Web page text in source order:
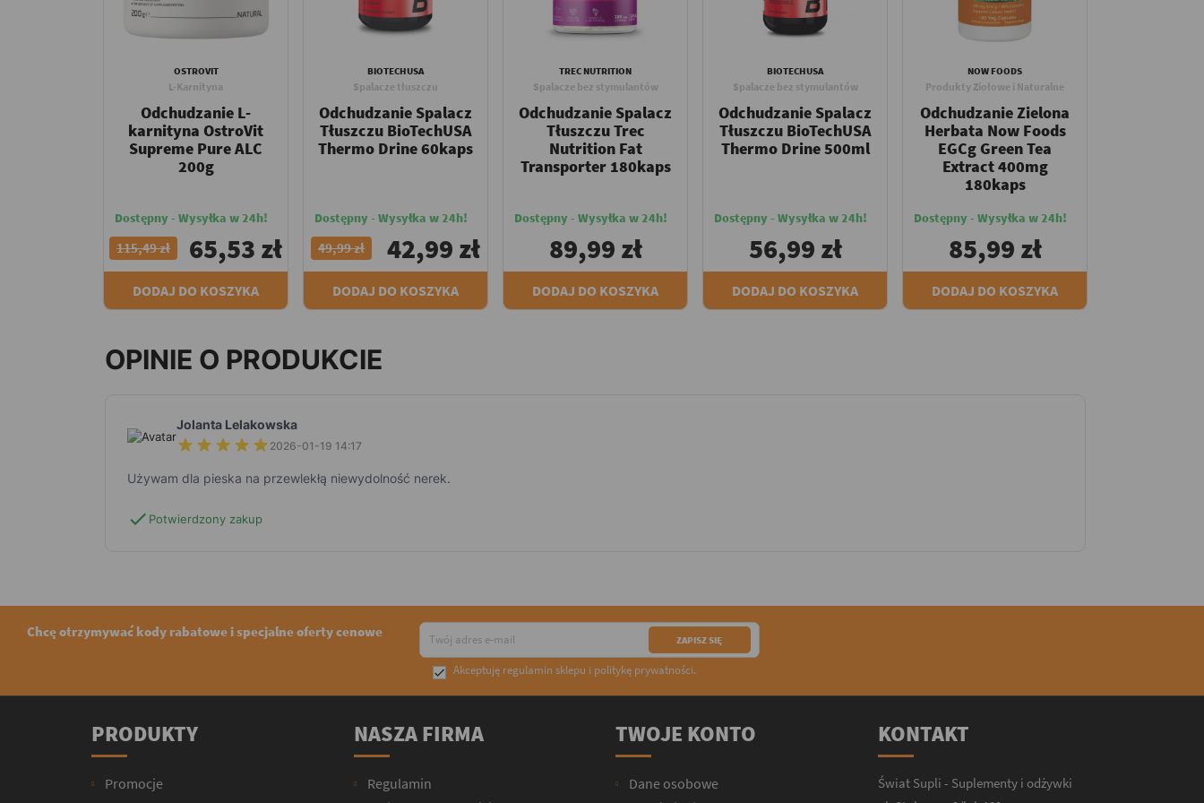
OSTROVIT
L-Karnityna
Odchudzanie L-
karnityna OstroVit
Supreme Pure ALC
200g
Dostępny - Wysyłka w 24h!
115,49 zł 65,53 zł
DODAJ DO KOSZYKA
BIOTECHUSA
Spalacze tłuszczu
Odchudzanie Spalacz
Tłuszczu BioTechUSA
Thermo Drine 60kaps
Dostępny - Wysyłka w 24h!
49,99 zł 42,99 zł
DODAJ DO KOSZYKA
TREC NUTRITION
Spalacze bez stymulantów
Odchudzanie Spalacz
Tłuszczu Trec
Nutrition Fat
Transporter 180kaps
Dostępny - Wysyłka w 24h!
89,99 zł
DODAJ DO KOSZYKA
BIOTECHUSA
Spalacze bez stymulantów
Odchudzanie Spalacz
Tłuszczu BioTechUSA
Thermo Drine 500ml
Dostępny - Wysyłka w 24h!
56,99 zł
DODAJ DO KOSZYKA
NOW FOODS
Produkty Ziołowe i Naturalne
Odchudzanie Zielona
Herbata Now Foods
EGCg Green Tea
Extract 400mg
180kaps
Dostępny - Wysyłka w 24h!
85,99 zł
DODAJ DO KOSZYKA
OPINIE O PRODUKCIE
Jolanta Lelakowska
2026-01-19 14:17
Używam dla pieska na przewlekłą niewydolność nerek.
check Potwierdzony zakup
Chcę otrzymywać kody rabatowe i specjalne oferty cenowe
 Akceptuję regulamin sklepu i politykę prywatności.
PRODUKTY
Promocje
NASZA FIRMA
Regulamin
TWOJE KONTO
Dane osobowe
KONTAKT
Świat Supli - Suplementy i odżywki